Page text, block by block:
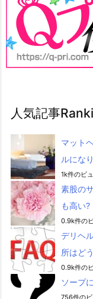
人気記事
マット
ルにな
1k件のビ
素股の
も高い?
0.9k件の
デリヘ
所はど
0.9k件の
ソープ
756件の